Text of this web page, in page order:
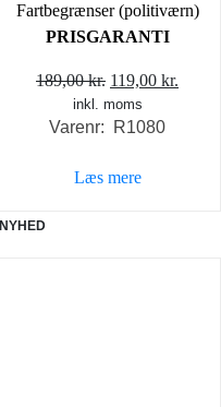
Fartbegrænser (politiværn)
PRISGARANTI
189,00kr. Den
oprindelige
pris
189,00 kr..
119,00 kr.
inkl. moms
Varenr: R1080
Læs mere
NYHED